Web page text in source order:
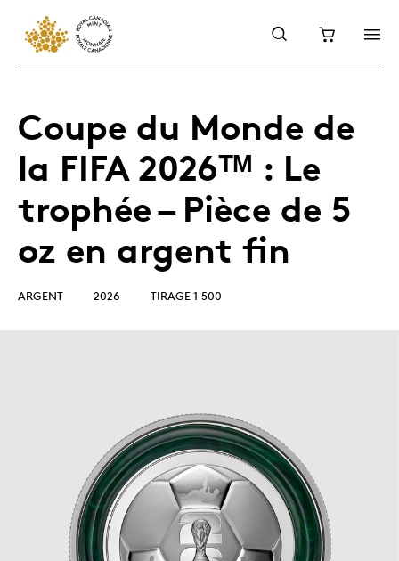
Coupe du Monde de
la FIFA 2026ᵀᴹ : Le
trophée – Pièce de 5
oz en argent fin
ARGENT 2026 TIRAGE 1 500